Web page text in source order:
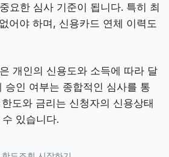
요한 심사 기준이 됩니다. 특히 최
어야 하며, 신용카드 연체 이력도
개인의 신용도와 소득에 따라 달
승인 여부는 종합적인 심사를 통
도와 금리는 신청자의 신용상태
있습니다.